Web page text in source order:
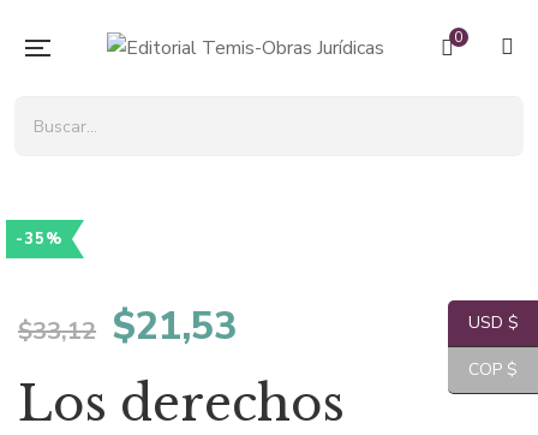
0
-35%
$33,12 El
precio
$21,53
precio
Los derechos
USD $
COP $